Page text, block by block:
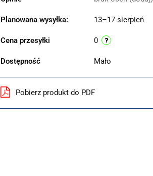
Planowana wysyłka: 13–17 sierpień
Cena przesyłki 0
Dostępność Mało
Pobierz produkt do PDF